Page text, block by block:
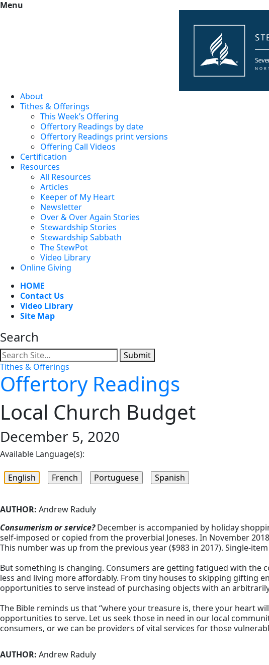
Menu
About
Tithes & Offerings
This Week’s Offering
Offertory Readings by date
Offertory Readings print versions
Offering Call Videos
Certification
Resources
All Resources
Articles
Keeper of My Heart
Newsletter
Over & Over Again Stories
Stewardship Stories
Stewardship Sabbath
The StewPot
Video Library
Online Giving
HOME
Contact Us
Video Library
Site Map
Search
Submit
Tithes & Offerings
Offertory Readings
Local Church Budget
December 5, 2020
Available Language(s):
AUTHOR: Andrew Raduly
Consumerism or service?December is accompanied by holiday
self-imposed or copied from the proverbial Joneses. In November
This number was up from the previous year ($983 in 2017). Single-
But something is changing. Consumers are getting fatigued with
less and living more affordably. From tiny houses to skipping gifting
opportunities to serve instead of purchasing objects with an
The Bible reminds us that “where your treasure is, there your heart
opportunities to serve. Let us seek those in need in our local
consumers, or we can be providers of vital services for those
AUTHOR: Andrew Raduly